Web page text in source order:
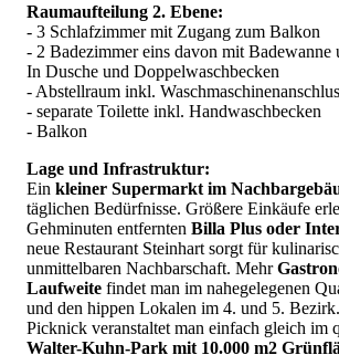
Raumaufteilung 2. Ebene:
- 3 Schlafzimmer mit Zugang zum Balkon
- 2 Badezimmer eins davon mit Badewanne
In Dusche und Doppelwaschbecken
- Abstellraum inkl.
- separate Toilette inkl. Handwaschbecken
- Balkon
Lage und Infrastruktur:
Ein kleiner Supermarkt im
täglichen Bedürfnisse. Größere Einkäufe
Gehminuten entfernten Billa Plus oder
neue Restaurant Steinhart sorgt für
unmittelbaren Nachbarschaft. Mehr
Laufweite findet man im nahegelegenen
und den hippen Lokalen im 4. und 5.
Picknick veranstaltet man einfach gleich im
Walter-Kuhn-Park mit 10.000 m2